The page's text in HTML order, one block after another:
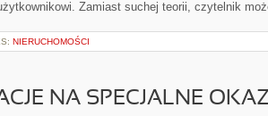
Zamiast suchej teorii, czytelnik
NIERUCHOMOŚCI
NA SPECJALNE